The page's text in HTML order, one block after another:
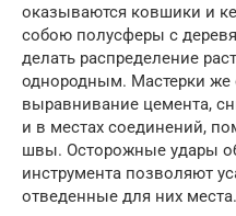
оказываются ковшики и
собою полусферы с
делать распределение
однородным. Мастерки же
выравнивание цемента,
и в местах соединений,
швы. Осторожные удары
инструмента позволяют
отведенные для них места.